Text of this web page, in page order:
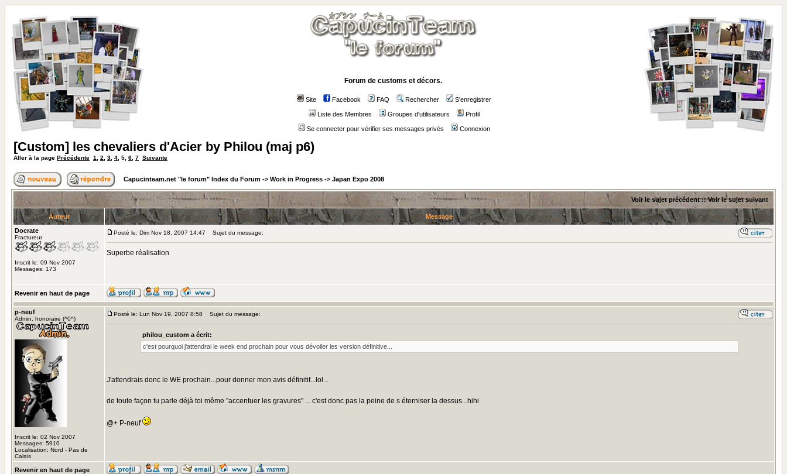
Forum de customs et décors.
Site Facebook FAQ Rechercher S'enregistrer
Liste des Membres Groupes d'utilisateurs Profil
Se connecter pour vérifier ses messages privés Connexion
[Custom] les chevaliers d'Acier by Philou (maj p6)
Aller à la page Précédente 1 2 3 4 5 6 7 Suivante
Capucinteam.net "le forum" Index du Forum -> Work in Progress -> Japan Expo 2008
Voir le sujet précédent::Voir le sujet suivant
Auteur
Message
Docrate
Fractureur
Inscrit le: 09 Nov 2007
Messages: 173
Posté le: Dim Nov 18, 2007 14:47 Sujet du message:
Superbe réalisation
Revenir en haut de page
p-neuf
Admin. honoraire (^0^)
Inscrit le: 02 Nov 2007
Messages: 5910
Localisation: Nord - Pas de
Calais
Posté le: Lun Nov 19, 2007 8:58 Sujet du message:
philou_custom a écrit:
c'est pourquoi j'attendrai le week end prochain pour vous dévoiler les version définitive...
J'attendrais donc le WE prochain...pour donner mon avis définitif...lol...
de toute façon tu parle déjà toi même "accentuer les gravures" ... c'est donc pas la peine de s éterniser la dessus...hihi
@+ P-neuf
Revenir en haut de page